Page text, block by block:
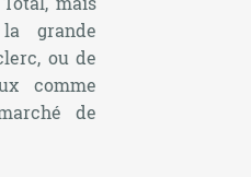
grande
ou de
comme
de